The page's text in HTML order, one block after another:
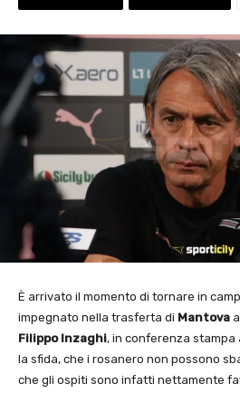
È arrivato il momento di tornare in
impegnato nella trasferta di Mantova
Filippo Inzaghi, in conferenza stampa
la sfida, che i rosanero non possono
che gli ospiti sono infatti nettamente